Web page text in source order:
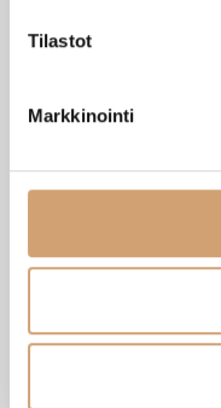
Tilastot
Markkinointi
Zassenhaus Gera sähköinen
pippurimylly 18cm